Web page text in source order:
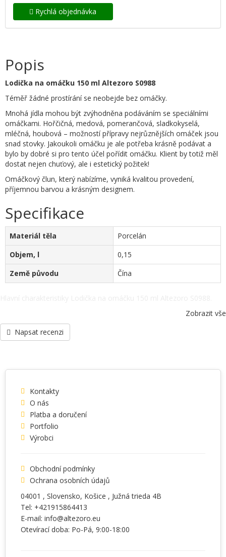
Rychlá objednávka
Popis
Lodička na omáčku 150 ml Altezoro S0988
Téměř žádné prostírání se neobejde bez omáčky.
Mnohá jídla mohou být zvýhodněna podáváním se speciálními
omáčkami. Hořčičná, medová, pomerančová, sladkokyselá,
mléčná, houbová – možností přípravy nejrůznějších omáček jsou
snad stovky. Jakoukoli omáčku je ale potřeba krásně podávat a
bylo by dobré si pro tento účel pořídit omáčku. Klient by totiž měl
dostat nejen chuťový, ale i estetický požitek!
Omáčkový člun, který nabízíme, vyniká kvalitou provedení,
příjemnou barvou a krásným designem.
Specifikace
Materiál těla
Porcelán
Objem, l
0,15
Země původu
Čína
Zobrazit vše
Napsat recenzi
Kontakty
O nás
Platba a doručení
Portfolio
Výrobci
Obchodní podmínky
Ochrana osobních údajů
04001 , Slovensko, Košice , Južná trieda 4B
Tel: +421915864413
E-mail: info@altezoro.eu
Otevírací doba: Po-Pá, 9:00-18:00